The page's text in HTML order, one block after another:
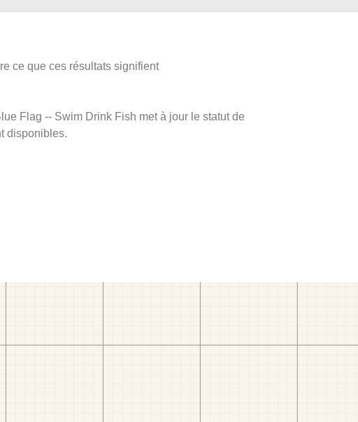
ce que ces résultats signifient
Flag -- Swim Drink Fish met à jour le statut de
disponibles.